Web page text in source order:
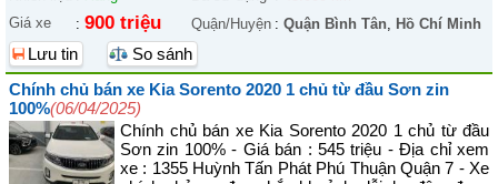
Giá xe
: 900 triệu Quận/Huyện : Quận Bình Tân, Hồ Chí Minh
Lưu tin
So sánh
Chính chủ bán xe Kia Sorento 2020 1 chủ từ đầu Sơn zin
100%(06/04/2025)
Chính chủ bán xe Kia Sorento 2020 1 chủ từ đầu
Sơn zin 100% - Giá bán : 545 triệu - Địa chỉ xem
xe : 1355 Huỳnh Tấn Phát Phú Thuận Quận 7 - Xe